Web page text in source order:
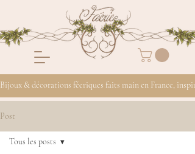
Bijoux & décorations féeriques faits main en France,
Post
Tous les posts